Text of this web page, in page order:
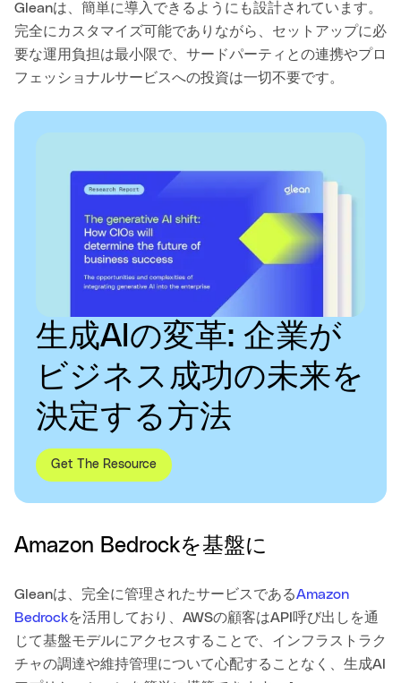
Gleanは、簡単に導入できるようにも設計されています。
完全にカスタマイズ可能でありながら、セットアップに必
要な運用負担は最小限で、サードパーティとの連携やプロ
フェッショナルサービスへの投資は一切不要です。
生成AIの変革: 企業が
ビジネス成功の未来を
決定する方法
Get The Resource
Amazon Bedrockを基盤に
Gleanは、完全に管理されたサービスであるAmazon
Bedrockを活用しており、AWSの顧客はAPI呼び出しを通
じて基盤モデルにアクセスすることで、インフラストラク
チャの調達や維持管理について心配することなく、生成AI